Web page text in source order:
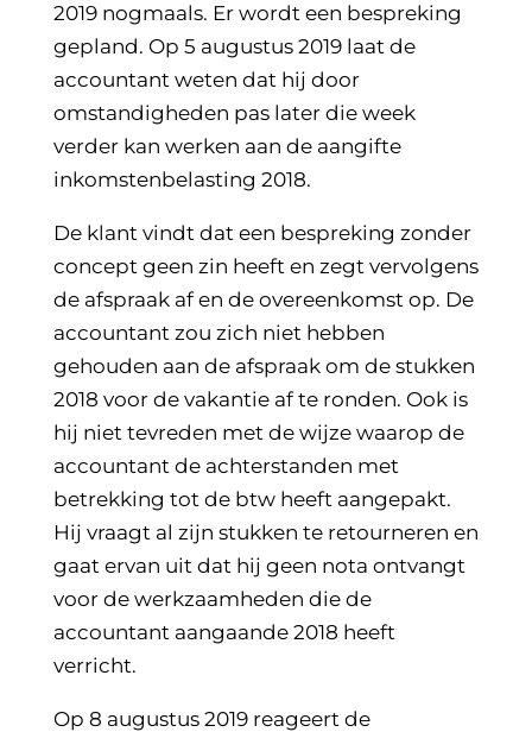
2019 nogmaals. Er wordt een bespreking
gepland. Op 5 augustus 2019 laat de
accountant weten dat hij door
omstandigheden pas later die week
verder kan werken aan de aangifte
inkomstenbelasting 2018.
De klant vindt dat een bespreking zonder
concept geen zin heeft en zegt vervolgens
de afspraak af en de overeenkomst op. De
accountant zou zich niet hebben
gehouden aan de afspraak om de stukken
2018 voor de vakantie af te ronden. Ook is
hij niet tevreden met de wijze waarop de
accountant de achterstanden met
betrekking tot de btw heeft aangepakt.
Hij vraagt al zijn stukken te retourneren en
gaat ervan uit dat hij geen nota ontvangt
voor de werkzaamheden die de
accountant aangaande 2018 heeft
verricht.
Op 8 augustus 2019 reageert de